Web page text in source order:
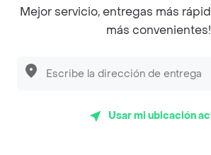
Facebook
Twitter
© 2026Rappi Inc. All rights
Mejor servicio, entregas más
más convenientes!
Usar mi ubicación